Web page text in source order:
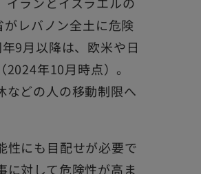
レバノン全土に危険
9月以降は、欧米や日
年10月時点）。
などの人の移動制限へ
性にも目配せが必要で
に対して危険性が高ま